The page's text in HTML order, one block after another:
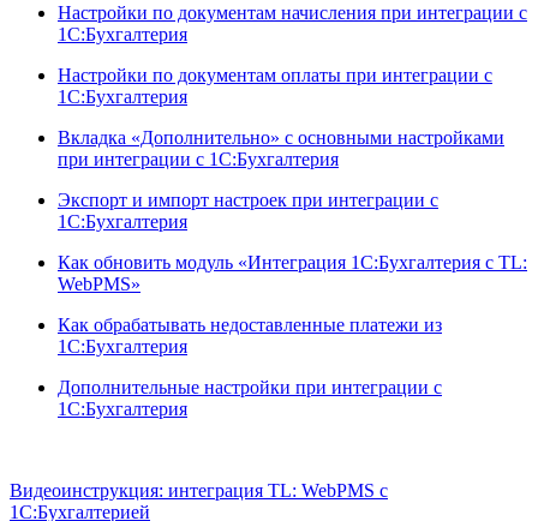
Настройки по документам начисления при интеграции с
1С:Бухгалтерия
Настройки по документам оплаты при интеграции с
1С:Бухгалтерия
Вкладка «Дополнительно» с основными настройками
при интеграции с 1С:Бухгалтерия
Экспорт и импорт настроек при интеграции с
1С:Бухгалтерия
Как обновить модуль «Интеграция 1С:Бухгалтерия с TL:
WebPMS»
Как обрабатывать недоставленные платежи из
1С:Бухгалтерия
Дополнительные настройки при интеграции с
1С:Бухгалтерия
Видеоинструкция: интеграция TL: WebPMS с
1C:Бухгалтерией